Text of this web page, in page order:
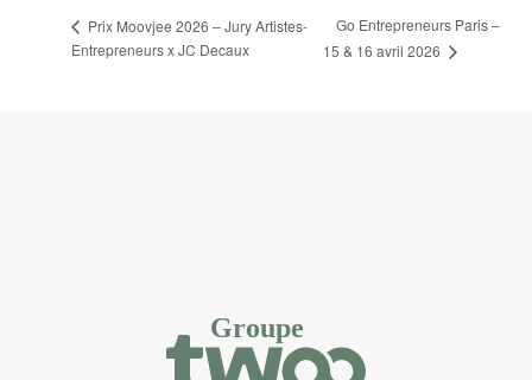
Prix Moovjee 2026 – Jury Artistes-
Entrepreneurs x JC Decaux
Go Entrepreneurs Paris –
15 & 16 avril 2026